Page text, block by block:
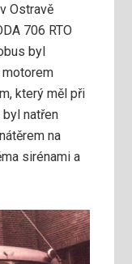
Ostravě
706 RTO
byl
který měl při
natřen
na
sirénami a